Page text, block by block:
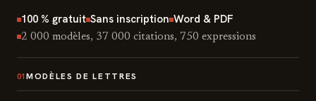
100 % gratuit Sans inscription Word & PDF
2 000 modèles, 37 000 citations, 750 expressions
01 MODÈLES DE LETTRES